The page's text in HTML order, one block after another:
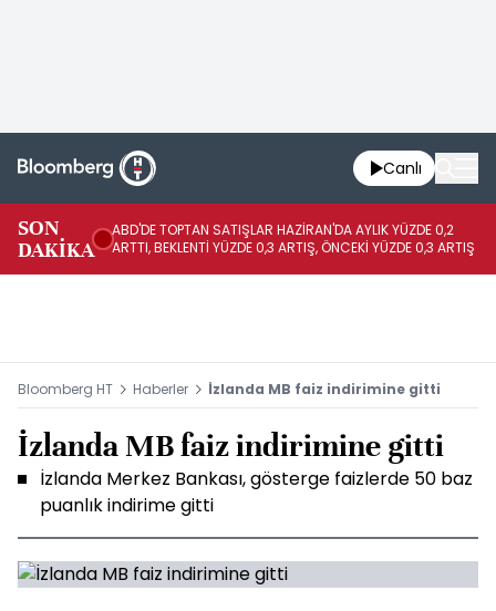
Canlı
SON
DAKİKA
ABD'DE TOPTAN SATIŞLAR HAZİRAN'DA AYLIK YÜZDE 0,2
ARTTI, BEKLENTİ YÜZDE 0,3 ARTIŞ, ÖNCEKİ YÜZDE 0,3 ARTIŞ
Bloomberg HT Haberler İzlanda MB faiz indirimine gitti
İzlanda MB faiz indirimine gitti
İzlanda Merkez Bankası, gösterge faizlerde 50 baz
puanlık indirime gitti